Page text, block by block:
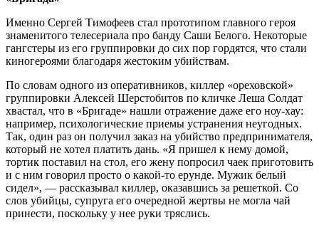
Именно Сергей Тимофеев стал прототипом главного героя
знаменитого телесериала про банду Саши Белого. Некоторые
гангстеры из его группировки до сих пор гордятся, что стали
киногероями благодаря жестоким убийствам.
По словам одного из оперативников, киллер «ореховской»
группировки Алексей Шерстобитов по кличке Леша Солдат
хвастал, что в «Бригаде» нашли отражение даже его ноу-хау:
например, психологические приемы устранения неугодных.
Так, один раз он получил заказ на убийство предпринимателя,
который не хотел платить дань. «Я пришел к нему домой,
тортик поставил на стол, его жену попросил чаек приготовить
и с ним говорил просто о какой-то ерунде. Мужик белый
сидел», — рассказывал киллер, оказавшись за решеткой. Со
слов убийцы, супруга его очередной жертвы не могла чай
принести, поскольку у нее руки тряслись.